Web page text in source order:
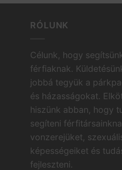
RÓLUNK
Célunk, hogy
férfiaknak.
jobbá tegyük a
és házasságokat.
hiszünk abban, hogy
segíteni
vonzerejüket,
képességeiket és
fejleszteni.